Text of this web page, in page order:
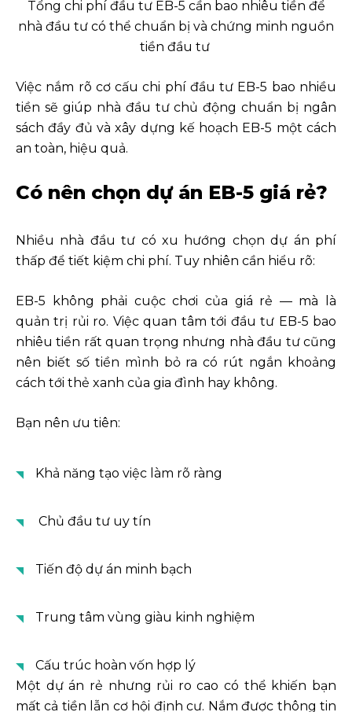
Tổng chi phí đầu tư EB-5 cần bao nhiêu tiền để
nhà đầu tư có thể chuẩn bị và chứng minh nguồn
tiền đầu tư
Việc nắm rõ cơ cấu chi phí đầu tư EB-5 bao nhiều
tiền sẽ giúp nhà đầu tư chủ động chuẩn bị ngân
sách đầy đủ và xây dựng kế hoạch EB-5 một cách
an toàn, hiệu quả.
Có nên chọn dự án EB-5 giá rẻ?
Nhiều nhà đầu tư có xu hướng chọn dự án phí
thấp để tiết kiệm chi phí. Tuy nhiên cần hiểu rõ:
EB-5 không phải cuộc chơi của giá rẻ — mà là
quản trị rủi ro. Việc quan tâm tới đầu tư EB-5 bao
nhiêu tiền rất quan trọng nhưng nhà đầu tư cũng
nên biết số tiền mình bỏ ra có rút ngắn khoảng
cách tới thẻ xanh của gia đình hay không.
Bạn nên ưu tiên:
Khả năng tạo việc làm rõ ràng
Chủ đầu tư uy tín
Tiến độ dự án minh bạch
Trung tâm vùng giàu kinh nghiệm
Cấu trúc hoàn vốn hợp lý
Một dự án rẻ nhưng rủi ro cao có thể khiến bạn
mất cả tiền lẫn cơ hội định cư. Nắm được thông tin